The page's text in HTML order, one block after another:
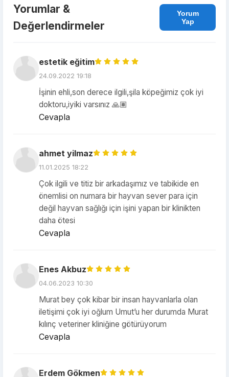
Yorumlar &
Değerlendirmeler
Yorum
Yap
estetik eğitim
24.09.2022 19:18
İşinin ehli,son derece ilgili,şila köpeğimiz çok iyi
doktoru,iyiki varsınız 🙏🏽
Cevapla
ahmet yilmaz
11.01.2025 18:22
Çok ilgili ve titiz bir arkadaşımız ve tabikide en
önemlisi on numara bir hayvan sever para için
değil hayvan sağlığı için işini yapan bir klinikten
daha ötesi
Cevapla
Enes Akbuz
04.06.2023 10:30
Murat bey çok kibar bir insan hayvanlarla olan
iletişimi çok iyi oğlum Umut’u her durumda Murat
kılınç veteriner kliniğine götürüyorum
Cevapla
Erdem Gökmen